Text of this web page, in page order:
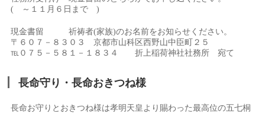
( ～１１月６日まで )
現金書留 祈祷者(家族)のお名前をお知らせください。
〒６０７－８３０３ 京都市山科区西野山中臣町２５
℡０７５－５８１－１８３４ 折上稲荷神社社務所 宛て
長命守り・長命おきつね様
長命お守りとおきつね様は孝明天皇より賜わった最高位の五七桐